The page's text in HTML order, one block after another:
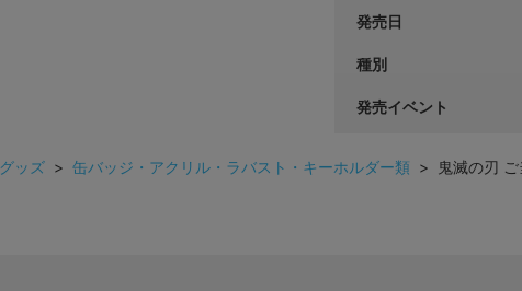
発売日
種別
発売イベント
グッズ > 缶バッジ・アクリル・ラバスト・キーホルダー類 > 鬼滅の刃 ご